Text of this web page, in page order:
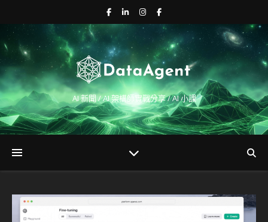
AI 新聞 / AI 架構師實戰分享 / AI 小課